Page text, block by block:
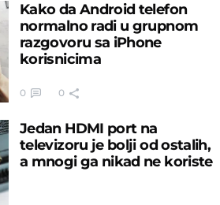
Kako da Android telefon
normalno radi u grupnom
razgovoru sa iPhone
korisnicima
0 0
Jedan HDMI port na
televizoru je bolji od ostalih,
a mnogi ga nikad ne koriste